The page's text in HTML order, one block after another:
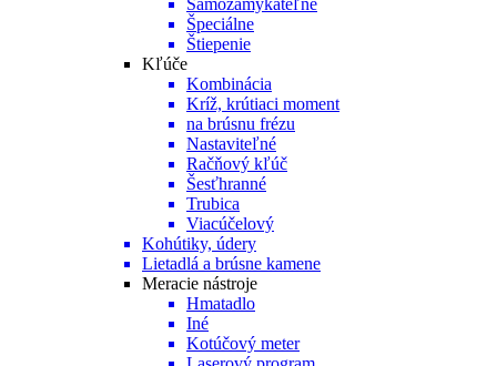
Samozamýkateľné
Špeciálne
Štiepenie
Kľúče
Kombinácia
Kríž, krútiaci moment
na brúsnu frézu
Nastaviteľné
Račňový kľúč
Šesťhranné
Trubica
Viacúčelový
Kohútiky, údery
Lietadlá a brúsne kamene
Meracie nástroje
Hmatadlo
Iné
Kotúčový meter